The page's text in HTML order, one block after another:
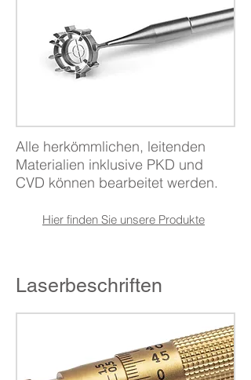
Alle herkömmlichen, leitenden
Materialien inklusive PKD und
CVD können bearbeitet werden.
Hier finden Sie unsere Produkte
Laserbeschriften